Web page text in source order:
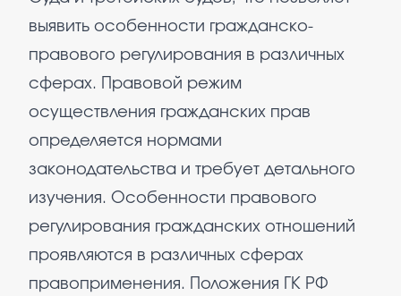
выявить особенности гражданско-
правового регулирования в различных
сферах. Правовой режим
осуществления гражданских прав
определяется нормами
законодательства и требует детального
изучения. Особенности правового
регулирования гражданских отношений
проявляются в различных сферах
правоприменения. Положения ГК РФ